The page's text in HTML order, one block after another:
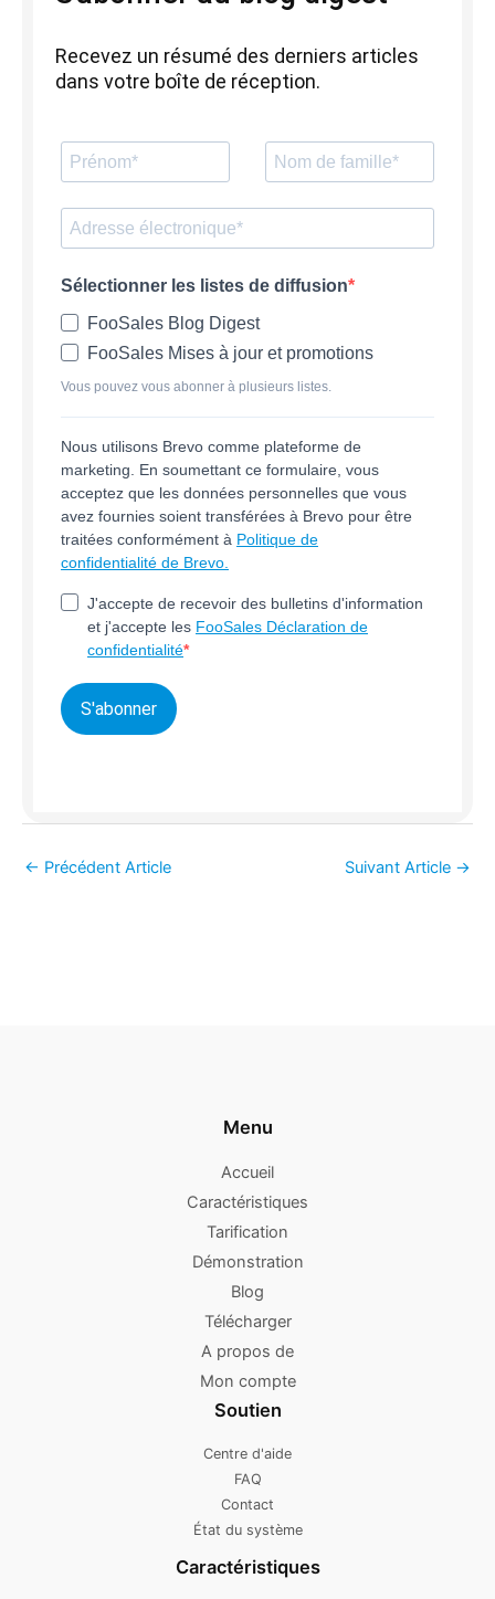
Recevez un résumé des derniers articles
dans votre boîte de réception.
Sélectionner les listes de diffusion
FooSales Blog Digest
FooSales Mises à jour et promotions
Vous pouvez vous abonner à plusieurs listes.
Nous utilisons Brevo comme plateforme de
marketing. En soumettant ce formulaire, vous
acceptez que les données personnelles que vous
avez fournies soient transférées à Brevo pour être
traitées conformément à Politique de
confidentialité de Brevo.
J'accepte de recevoir des bulletins d'information
et j'accepte les FooSales Déclaration de
confidentialité
S'abonner
← Précédent Article Suivant Article →
Menu
Accueil
Caractéristiques
Tarification
Démonstration
Blog
Télécharger
A propos de
Mon compte
Soutien
Centre d'aide
FAQ
Contact
État du système
Caractéristiques